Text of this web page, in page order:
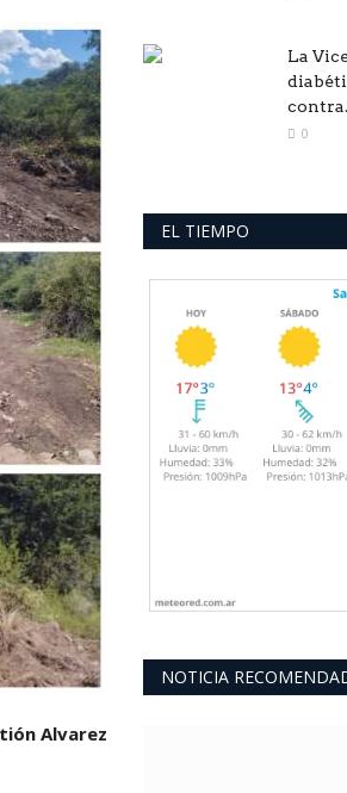
Alvarez
La
0
EL TIEMPO
NOTICIA